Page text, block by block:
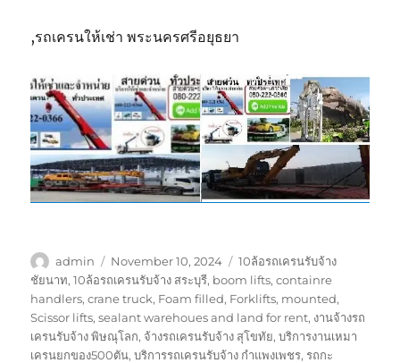
,รถเครนให้เช่า พระนครศรีอยุธยา
Author
admin
Posted
on
November 10, 2024 Tags
10ล้อรถเครนรับจ้าง
ชัยนาท,10ล้อรถเครนรับจ้าง สระบุรี, boom lifts,containre
handlers,crane truck, Foam filled, Forklifts, mounted,
Scissor lifts,sealant warehoues and land for rent, งานจ้างรถ
เครนรับจ้าง พิษณุโลก, จ้างรถเครนรับจ้าง สุโขทัย,บริการงานเหมา
เครนยกของ500ตัน,บริการรถเครนรับจ้าง กำแพงเพชร,รถกะ